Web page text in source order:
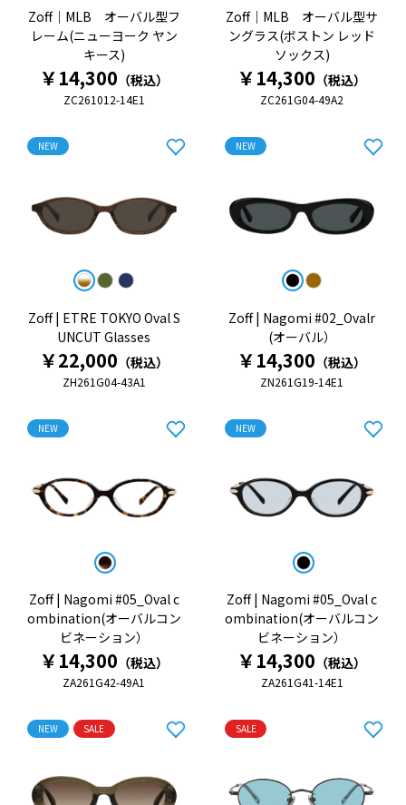
Zoff｜MLB オーバル型フ
レーム(ニューヨーク ヤン
キース)
￥14,300 （税込）
ZC261012-14E1
Zoff｜MLB オーバル型サ
ングラス(ボストン レッド
ソックス)
￥14,300 （税込）
ZC261G04-49A2
NEW
Zoff | ETRE TOKYO Oval S
UNCUT Glasses
￥22,000 （税込）
ZH261G04-43A1
NEW
Zoff | Nagomi #02_Ovalr
(オーバル）
￥14,300 （税込）
ZN261G19-14E1
NEW
Zoff | Nagomi #05_Oval c
ombination(オーバルコン
ビネーション）
￥14,300 （税込）
ZA261G42-49A1
NEW
Zoff | Nagomi #05_Oval c
ombination(オーバルコン
ビネーション）
￥14,300 （税込）
ZA261G41-14E1
NEW SALE SALE